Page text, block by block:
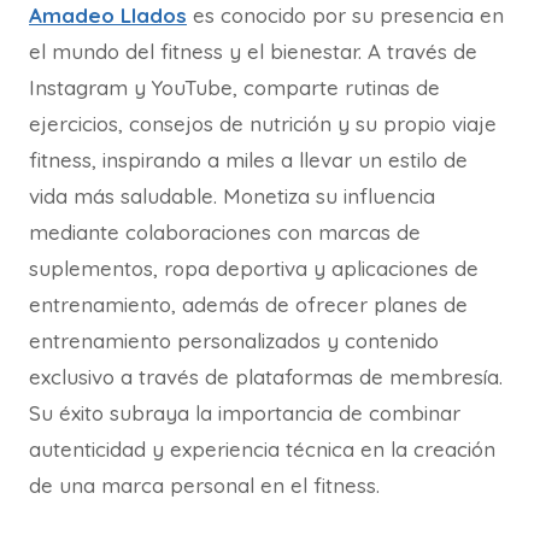
Amadeo Llados es conocido por su presencia en
el mundo del fitness y el bienestar. A través de
Instagram y YouTube, comparte rutinas de
ejercicios, consejos de nutrición y su propio viaje
fitness, inspirando a miles a llevar un estilo de
vida más saludable. Monetiza su influencia
mediante colaboraciones con marcas de
suplementos, ropa deportiva y aplicaciones de
entrenamiento, además de ofrecer planes de
entrenamiento personalizados y contenido
exclusivo a través de plataformas de membresía.
Su éxito subraya la importancia de combinar
autenticidad y experiencia técnica en la creación
de una marca personal en el fitness.